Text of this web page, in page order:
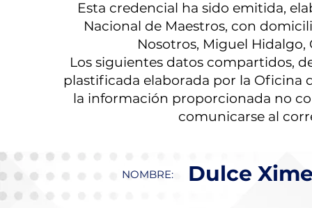
Esta credencial ha sido emitida,
Nacional de Maestros, con
Nosotros, Miguel Hidalgo,
Los siguientes datos compartidos,
plastificada elaborada por la Oficina
la información proporcionada no
comunicarse al
NOMBRE: Dulce